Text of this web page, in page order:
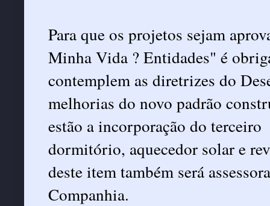
Para que os projetos sejam
Minha Vida ? Entidades" é
contemplem as diretrizes do
melhorias do novo padrão
estão a incorporação do terceiro
dormitório, aquecedor solar e
deste item também será
Companhia.